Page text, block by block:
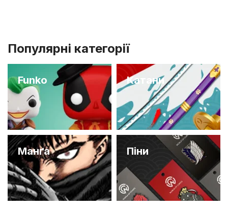
Популярні категорії
Funko Катани
Манґа Піни